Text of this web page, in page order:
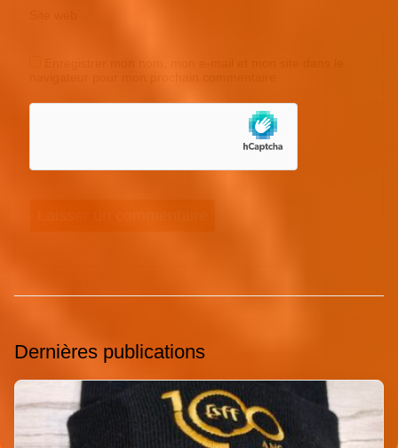
Dernières publications